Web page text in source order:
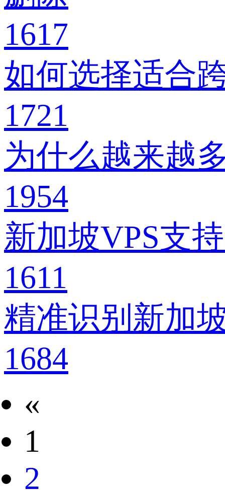
1617
如何选择适合
1721
为什么越来越
1954
新加坡VPS支
1611
精准识别新加
1684
«
1
2